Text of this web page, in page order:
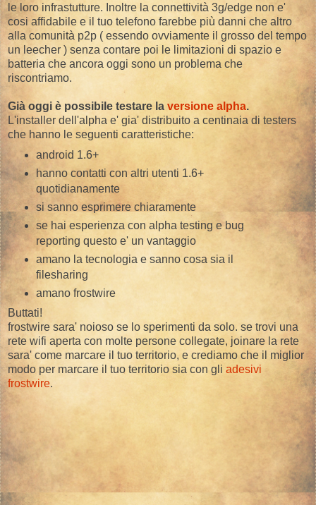
le loro infrastutture. Inoltre la connettività 3g/edge non e'
cosi affidabile e il tuo telefono farebbe più danni che altro
alla comunità p2p ( essendo ovviamente il grosso del tempo
un leecher ) senza contare poi le limitazioni di spazio e
batteria che ancora oggi sono un problema che
riscontriamo.
Già oggi è possibile testare la versione alpha.
L'installer dell'alpha e' gia' distribuito a centinaia di testers
che hanno le seguenti caratteristiche:
android 1.6+
hanno contatti con altri utenti 1.6+
quotidianamente
si sanno esprimere chiaramente
se hai esperienza con alpha testing e bug
reporting questo e' un vantaggio
amano la tecnologia e sanno cosa sia il
filesharing
amano frostwire
Buttati!
frostwire sara' noioso se lo sperimenti da solo. se trovi una
rete wifi aperta con molte persone collegate, joinare la rete
sara' come marcare il tuo territorio, e crediamo che il miglior
modo per marcare il tuo territorio sia con gli adesivi
frostwire.